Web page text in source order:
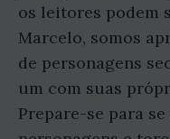
os leitores podem
Marcelo, somos
de personagens
um com suas
Prepare-se para